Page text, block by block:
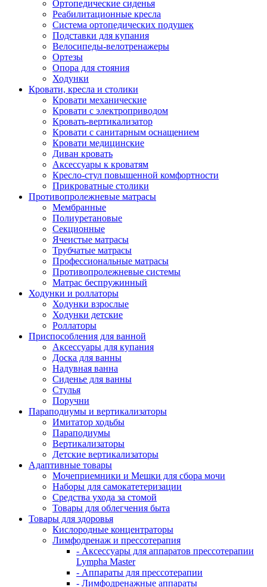
Ортопедические сиденья
Реабилитационные кресла
Система ортопедических подушек
Подставки для купания
Велосипеды-велотренажеры
Ортезы
Опора для стояния
Ходунки
Кровати, кресла и столики
Кровати механические
Кровати с электроприводом
Кровать-вертикализатор
Кровати с санитарным оснащением
Кровати медицинские
Диван кровать
Аксессуары к кроватям
Кресло-стул повышенной комфортности
Прикроватные столики
Противопролежневые матрасы
Мембранные
Полиуретановые
Секционные
Ячеистые матрасы
Трубчатые матрасы
Профессиональные матрасы
Противопролежневые системы
Матрас беспружинный
Ходунки и роллаторы
Ходунки взрослые
Ходунки детские
Роллаторы
Приспособления для ванной
Аксессуары для купания
Доска для ванны
Надувная ванна
Сиденье для ванны
Стулья
Поручни
Параподиумы и вертикализаторы
Имитатор ходьбы
Параподиумы
Вертикализаторы
Детские вертикализаторы
Адаптивные товары
Мочеприемники и Мешки для сбора мочи
Наборы для самокатетеризации
Средства ухода за стомой
Товары для облегчения быта
Товары для здоровья
Кислородные концентраторы
Лимфодренаж и прессотерапия
- Аксессуары для аппаратов прессотерапии
Lympha Master
- Аппараты для прессотерапии
- Лимфодренажные аппараты